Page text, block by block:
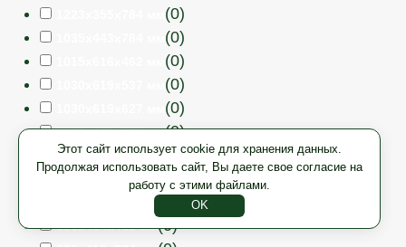
(0)
(0)
(0)
(0)
(0)
1035x623x784 мм(0)
1223x283x784 мм(0 )
835x526x784 мм
1035x533x784 мм
830x414x462 мм(0)
Этот сайт использует cookie для хранения данных.
Продолжая использовать сайт, Вы даете свое согласие на
работу с этими файлами.
OK